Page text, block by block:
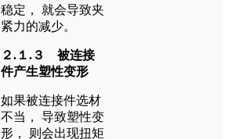
稳定， 就会导致夹
紧力的减少。
２.１.３ 被连接
件产生塑性变形
如果被连接件选材
不当， 导致塑性变
形， 则会出现扭矩